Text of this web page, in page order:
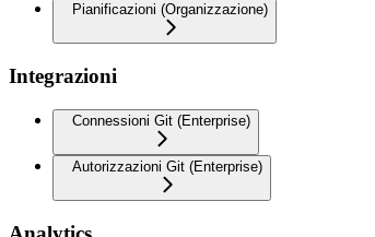
Pianificazioni (Organizzazione)
Integrazioni
Connessioni Git (Enterprise)
Autorizzazioni Git (Enterprise)